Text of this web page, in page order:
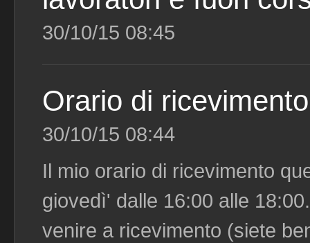
30/10/15 08:45
Orario di ricevimento
30/10/15 08:44
Il mio orario di ricevimento
giovedì' dalle 16:00 alle
venire a ricevimento (siete